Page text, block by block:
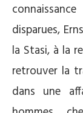
disparues,
la Stasi, à la
retrouver la
dans une